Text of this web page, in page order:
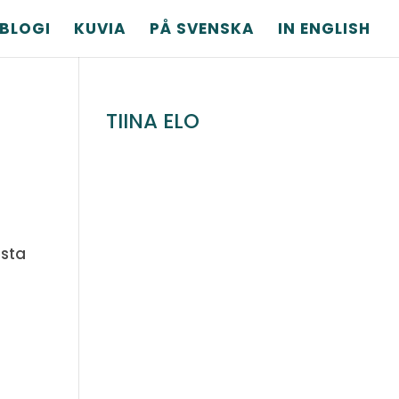
BLOGI KUVIA PÅ SVENSKA IN ENGLISH
TIINA ELO